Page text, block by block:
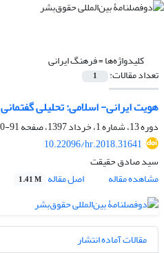
کلیدواژه‌ها =فرهنگ ایرانی
تعداد مقالات: 1
هویت ایرانی- اسلامی: تحلیلی گفتمانی
دوره 13، شماره 1، خرداد 1397، صفحه
91-110
10.22096/hr.2018.31641
سید صادق حقیقت
مشاهده مقاله
اصل مقاله 1.41 M
مقالات آماده انتشار